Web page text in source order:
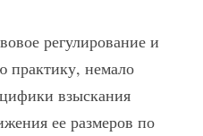
регулирование и
практику, немало
взыскания
ее размеров по